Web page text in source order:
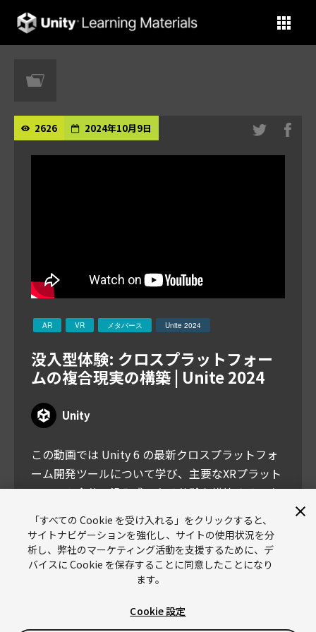
Unity Learning Materials
2626 2024年10月9日
AR VR メタバース Unite 2024
没入型体験: クロスプラットフォー
ムの複合現実の構築 | Unite 2024
Unity
この動画では Unity 6 の最新クロスプラットフォ
ーム開発ツールについて学び、主要なXRプラット
フォーム全体で没入感のある体験を構築するノウ
ハウをご紹介します。
Unity
「すべての Cookie を受け入れる」をクリックすると、
サイトナビゲーションを強化し、サイトの使用状況を分
析し、弊社のマーケティング活動を支援するために、デ
バイスに Cookie を保存することに同意したことになり
ます。
Cookie 設定